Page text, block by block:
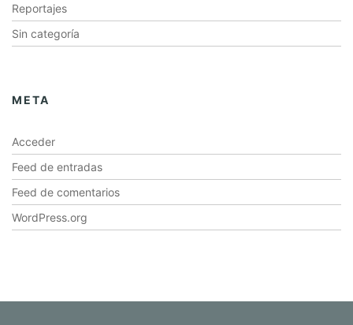
Reportajes
Sin categoría
META
Acceder
Feed de entradas
Feed de comentarios
WordPress.org